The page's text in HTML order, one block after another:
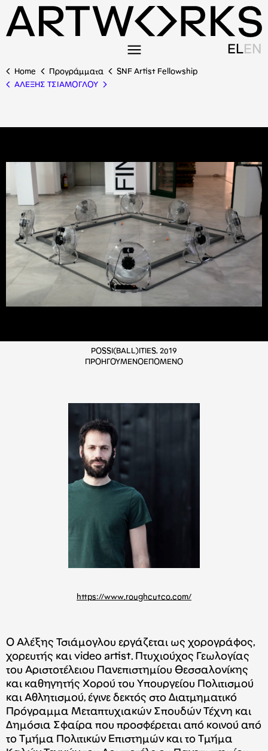
ELEN
Home Προγράμματα
SNF Artist Fellowship
ΑΛΕΞΗΣ ΤΣΙΑΜΟΓΛΟΥ
POSSI(BALL)ITIES, 2019
ΠΡΟΗΓΟΥΜΕΝΟΕΠΟΜΕΝΟ
https://www.roughcutco.com/
Ο Αλέξης Τσιάμογλου εργάζεται ως χορογράφος,
χορευτής και video artist. Πτυχιούχος Γεωλογίας
του Αριστοτέλειου Πανεπιστημίου Θεσσαλονίκης
και καθηγητής Χορού του Υπουργείου Πολιτισμού
και Αθλητισμού, έγινε δεκτός στο Διατμηματικό
Πρόγραμμα Μεταπτυχιακών Σπουδών Τέχνη και
Δημόσια Σφαίρα που προσφέρεται από κοινού από
το Τμήμα Πολιτικών Επιστημών και το Τμήμα